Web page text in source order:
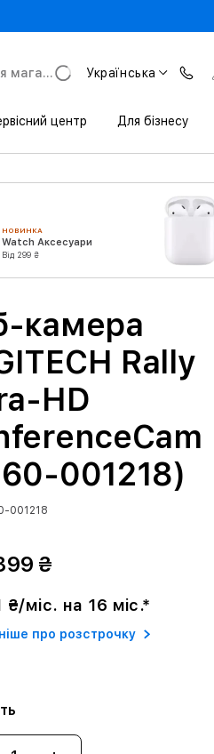
за Trade-in в iSpace з вигодою до
магазину Українська
центр Для бізнесу
НОВИНКА
Watch Аксесуари
Від 299 ₴
камера
Rally
HD
001218)
001218
₴
₴/міс. на 16 міс.*
про розстрочку